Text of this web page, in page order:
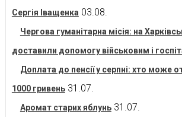
Сергія Іващенка 03.08.
Чергова гуманітарна місія: на
доставили допомогу військовим і
Доплата до пенсії у серпні: хто може
1000 гривень 31.07.
Аромат старих яблунь 31.07.